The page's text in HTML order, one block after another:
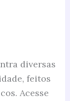
diversas
feitos
Acesse